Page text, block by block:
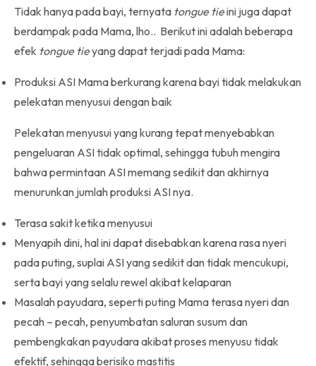
Tidak hanya pada bayi, ternyata tongue tieini juga dapat
berdampak pada Mama, lho.. Berikut ini adalah beberapa
efek tongue tieyang dapat terjadi pada Mama:
Produksi ASI Mama berkurang karena bayi tidak melakukan
pelekatan menyusui dengan baik
Pelekatan menyusui yang kurang tepat menyebabkan
pengeluaran ASI tidak optimal, sehingga tubuh mengira
bahwa permintaan ASI memang sedikit dan akhirnya
menurunkan jumlah produksi ASI nya.
Terasa sakit ketika menyusui
Menyapih dini, hal ini dapat disebabkan karena rasa nyeri
pada puting, suplai ASI yang sedikit dan tidak mencukupi,
serta bayi yang selalu rewel akibat kelaparan
Masalah payudara, seperti puting Mama terasa nyeri dan
pecah – pecah, penyumbatan saluran susum dan
pembengkakan payudara akibat proses menyusu tidak
efektif, sehingga berisiko mastitis